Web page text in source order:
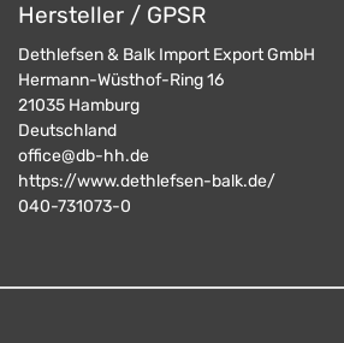
Hersteller / GPSR
Dethlefsen & Balk Import Export GmbH
Hermann-Wüsthof-Ring 16
21035 Hamburg
Deutschland
office@db-hh.de
https://www.dethlefsen-balk.de/
040-731073-0